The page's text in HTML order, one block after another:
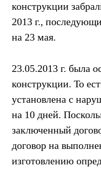
конструкции
2013 г.,
на 23 мая.
23.05.2013 г. была
конструкции. То
установлена с
на 10 дней.
заключенный
договор на
изготовлению